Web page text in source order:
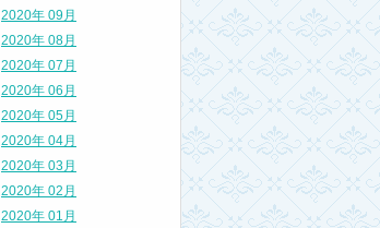
2020年 09月
2020年 08月
2020年 07月
2020年 06月
2020年 05月
2020年 04月
2020年 03月
2020年 02月
2020年 01月